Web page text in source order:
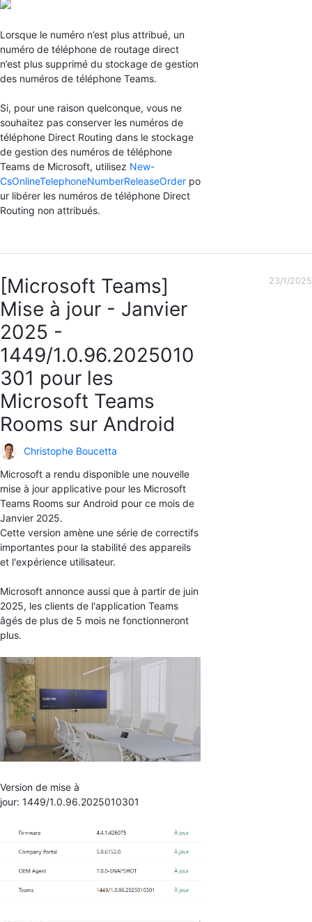
Lorsque le numéro n’est plus attribué, un
numéro de téléphone de routage direct
n’est plus supprimé du stockage de gestion
des numéros de téléphone Teams.
Si, pour une raison quelconque, vous ne
souhaitez pas conserver les numéros de
téléphone Direct Routing dans le stockage
de gestion des numéros de téléphone
Teams de Microsoft, utilisez New-
CsOnlineTelephoneNumberReleaseOrder po
ur libérer les numéros de téléphone Direct
Routing non attribués.
[Microsoft Teams]
Mise à jour - Janvier
2025 -
1449/1.0.96.2025010
301 pour les
Microsoft Teams
Rooms sur Android
Christophe Boucetta
Microsoft a rendu disponible une nouvelle
mise à jour applicative pour les Microsoft
Teams Rooms sur Android pour ce mois de
Janvier 2025.
Cette version amène une série de correctifs
importantes pour la stabilité des appareils
et l'expérience utilisateur.
Microsoft annonce aussi que à partir de juin
2025, les clients de l'application Teams
âgés de plus de 5 mois ne fonctionneront
plus.
Version de mise à
jour: 1449/1.0.96.2025010301
23/1/2025